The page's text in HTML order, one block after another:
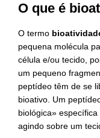
O que é
O termo
pequena molécula
célula e/ou tecido,
um pequeno
peptídeo têm de se
bioativo. Um
biológica»
agindo sobre um